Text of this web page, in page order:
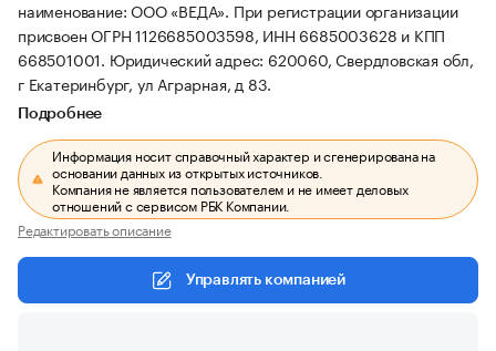
наименование: ООО «ВЕДА». При регистрации организации
присвоен ОГРН 1126685003598, ИНН 6685003628 и КПП
668501001. Юридический адрес: 620060, Свердловская обл,
г Екатеринбург, ул Аграрная, д 83.
Подробнее
Информация носит справочный характер и сгенерирована на
основании данных из открытых источников.
Компания не является пользователем и не имеет деловых
отношений с сервисом РБК Компании.
Редактировать описание
Управлять компанией